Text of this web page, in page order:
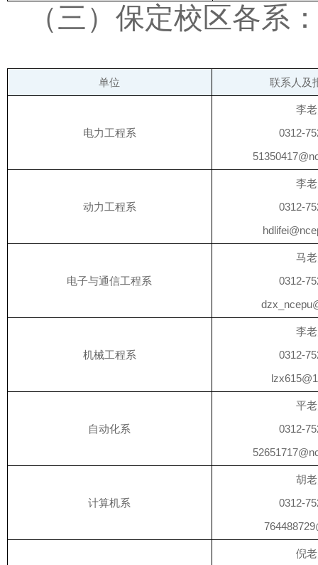
（三）保定校区各系
单位 联系人及
电力工程系
李
0312-
动力工程系
李
0312-
电子与通信工程系
马
0312-
机械工程系
李
0312-
自动化系
平
0312-
计算机系
胡
0312-
倪